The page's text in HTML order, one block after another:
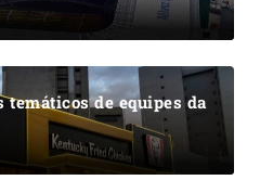
temáticos de equipes da